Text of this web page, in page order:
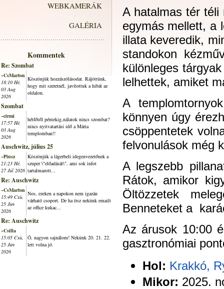
WEBKAMERÁK
GALÉRIA
Kommentek
Re: Szombat
~CsMarton
18:10 Hé,
03 Aug
2026
Köszönjük hozzászólásodat. Rájöttünk,
hogy mit szeretnél, javítottuk a hibát az
oldalon.
Szombat
~cirmi
17:57 Hé,
03 Aug
2026
hétfőtől péntekig,nálatok nincs szombat?
nincs nyitvatartási idő a Mária
templomban!!
Auschwitz, július 25
~Piusz
21:23 Hé,
27 Júl 2026
Köszönjük a lágerbeli idegenvezetőnek a
szuper \"előadását\", ami sok infot
tartalmazott...
Re: Auschwitz
~CsMarton
15:49 Csü,
25 Jún
2026
Nos, ezeken a napokon nem igazán
várható csoport. De ha írsz nekünk emailt
az office kukac...
Re: Auschwitz
~Csilla
15:05 Csü,
25 Jún
2026
Ó, nagyon sajnálom! Nekünk 20. 21. 22.
lett volna jó.
A hatalmas tér téli
egymás mellett, a
illata keveredik,
standokon
különleges
lelhettek, amiket
A
könnyen úgy
csöppentetek
felvonulások még
A legszebb
Rátok, amikor
Öltözzetek
Benneteket a
Az árusok 10:00
gasztronómiai
Hol: Krakkó,
Mikor: 2025.